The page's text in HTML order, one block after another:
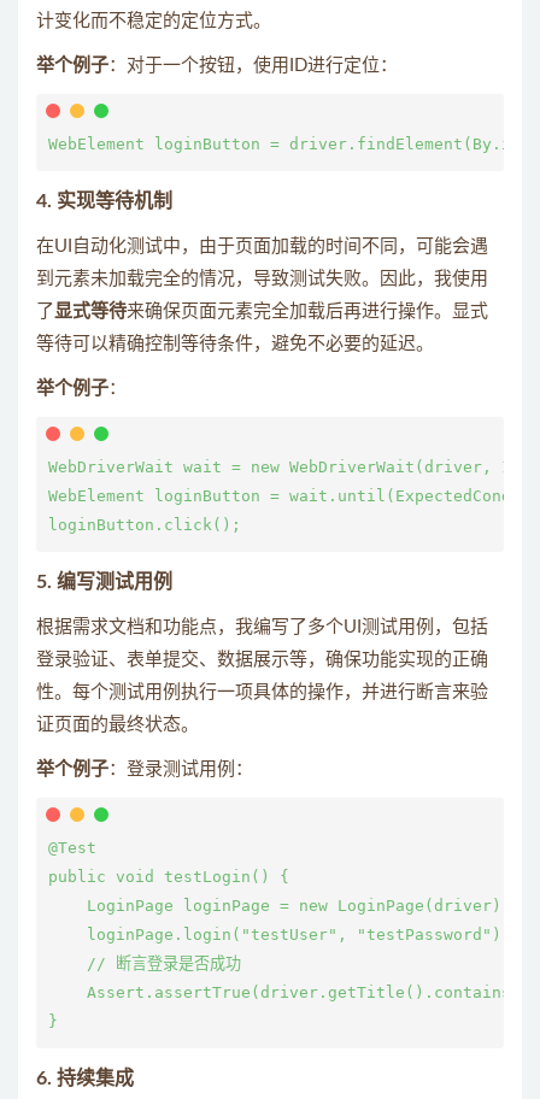
计变化而不稳定的定位方式。
举个例子：对于一个按钮，使用ID进行定位：
4. 实现等待机制
在UI自动化测试中，由于页面加载的时间不同，可能会遇
到元素未加载完全的情况，导致测试失败。因此，我使用
了 显式等待来确保页面元素完全加载后再进行操作。显式
等待可以精确控制等待条件，避免不必要的延迟。
举个例子：
WebDriverWait wait = new WebDriverWait(driver, 10);
WebElement loginButton =
5. 编写测试用例
根据需求文档和功能点，我编写了多个UI测试用例，包括
登录验证、表单提交、数据展示等，确保功能实现的正确
性。每个测试用例执行一项具体的操作，并进行断言来验
证页面的最终状态。
举个例子：登录测试用例：
@Test
public void testLogin() {
    LoginPage loginPage = new LoginPage(driver);
    loginPage.login("testUser", "testPassword");
    // 断言登录是否成功
6. 持续集成